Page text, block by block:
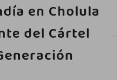
en Cholula
del Cártel